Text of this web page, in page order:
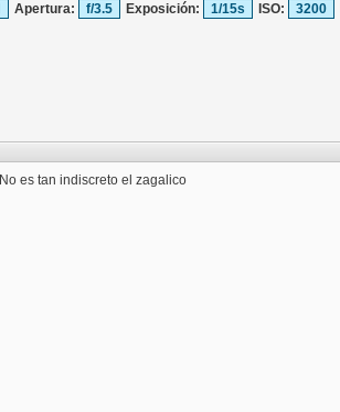
Apertura: f/3.5 Exposición: 1/15s ISO: 3200
No es tan indiscreto el zagalico